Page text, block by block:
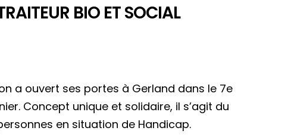
BIO ET SOCIAL
a ouvert ses portes à Gerland dans le 7e
Concept unique et solidaire, il s’agit du
en situation de Handicap.